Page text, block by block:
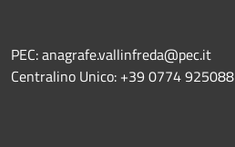
PEC: anagrafe.vallinfreda@pec.it
Centralino Unico: +39 0774 925088